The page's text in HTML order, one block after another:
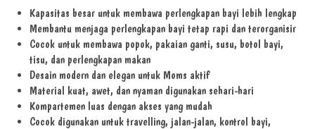
Kapasitas besar untuk membawa perlengkapan bayi lebih lengkap
Membantu menjaga perlengkapan bayi tetap rapi dan terorganisir
Cocok untuk membawa popok, pakaian ganti, susu, botol bayi,
tisu, dan perlengkapan makan
Desain modern dan elegan untuk Moms aktif
Material kuat, awet, dan nyaman digunakan sehari-hari
Kompartemen luas dengan akses yang mudah
Cocok digunakan untuk travelling, jalan-jalan, kontrol bayi,